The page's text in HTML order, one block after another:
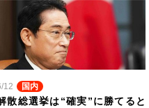
12 国内
散総選挙は“確実”に勝てると